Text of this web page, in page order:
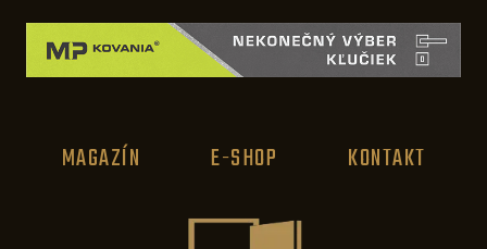
MAGAZÍN E-SHOP KONTAKT